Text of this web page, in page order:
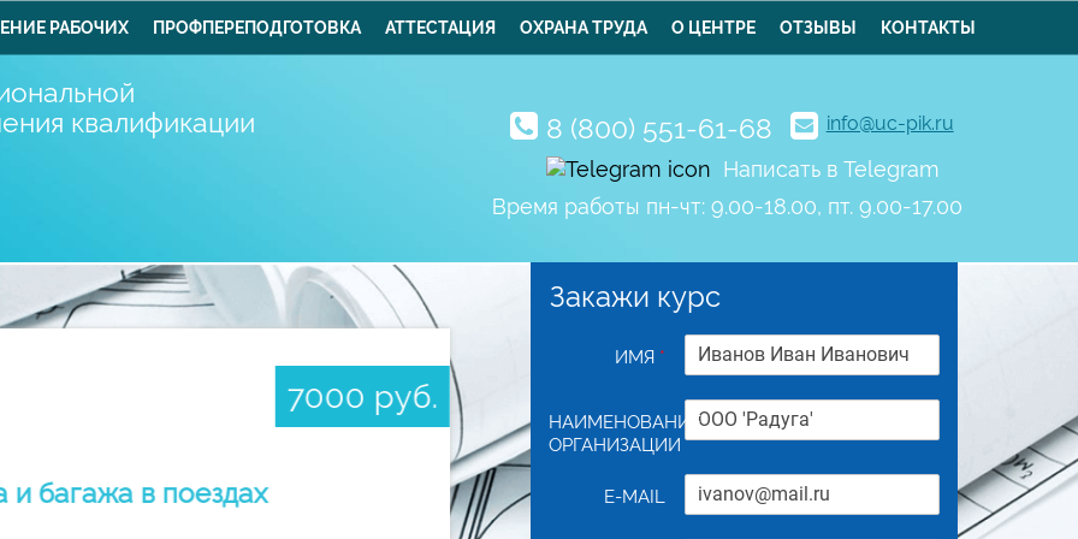
РАБОЧИХ ПРОФПЕРЕПОДГОТОВКА АТТЕСТАЦИЯ ОХРАНА ТРУДА О ЦЕНТРЕ ОТЗЫВЫ КОНТАКТЫ
квалификации
8 (800) 551-61-68 info@uc-pik.ru
Написать в Telegram
Время работы пн-чт: 9.00-18.00, пт. 9.00-17.00
7000 руб.
и багажа в поездах
УСТАНОВЛЕННОГО ОБРАЗЦА
Приемосдатчик груза и багажа в
Закажи курс
ИМЯ *
НАИМЕНОВАНИЕ
ОРГАНИЗАЦИИ
E-MAIL